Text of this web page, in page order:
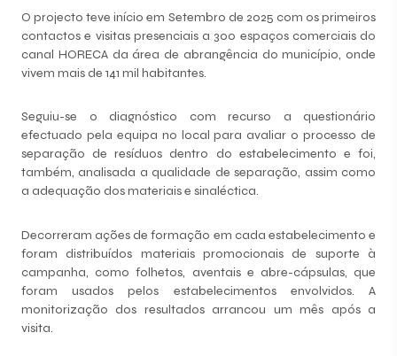
O projecto teve início em Setembro de 2025 com os primeiros
contactos e visitas presenciais a 300 espaços comerciais do
canal HORECA da área de abrangência do município, onde
vivem mais de 141 mil habitantes.
Seguiu-se o diagnóstico com recurso a questionário
efectuado pela equipa no local para avaliar o processo de
separação de resíduos dentro do estabelecimento e foi,
também, analisada a qualidade de separação, assim como
a adequação dos materiais e sinaléctica.
Decorreram ações de formação em cada estabelecimento e
foram distribuídos materiais promocionais de suporte à
campanha, como folhetos, aventais e abre-cápsulas, que
foram usados pelos estabelecimentos envolvidos. A
monitorização dos resultados arrancou um mês após a
visita.